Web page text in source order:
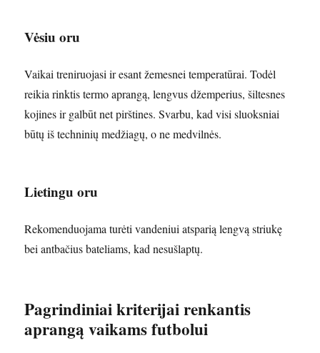
Vėsiu oru
Vaikai treniruojasi ir esant žemesnei temperatūrai. Todėl
reikia rinktis termo aprangą, lengvus džemperius, šiltesnes
kojines ir galbūt net pirštines. Svarbu, kad visi sluoksniai
būtų iš techninių medžiagų, o ne medvilnės.
Lietingu oru
Rekomenduojama turėti vandeniui atsparią lengvą striukę
bei antbačius bateliams, kad nesušlaptų.
Pagrindiniai kriterijai renkantis
aprangą vaikams futbolui